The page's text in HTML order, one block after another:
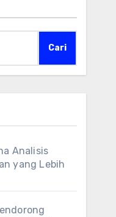
Cari
Analisis
yang Lebih